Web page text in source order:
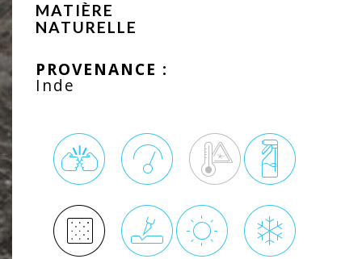
MATIÈRE
NATURELLE
PROVENANCE :
Inde